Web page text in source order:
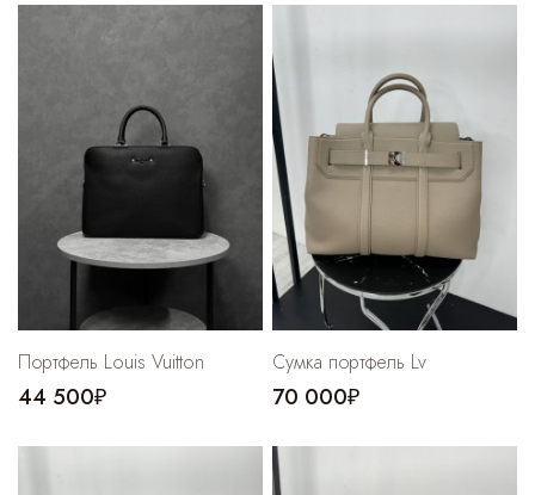
Портфель Louis Vuitton
44 500₽
Сумка портфель Lv
70 000₽